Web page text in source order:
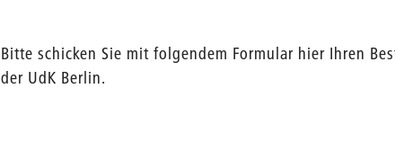
Bitte schicken Sie mit folgendem Formular hier Ihren
der UdK Berlin.